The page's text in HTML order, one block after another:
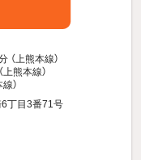
（上熊本線）
上熊本線）
）
丁目3番71号